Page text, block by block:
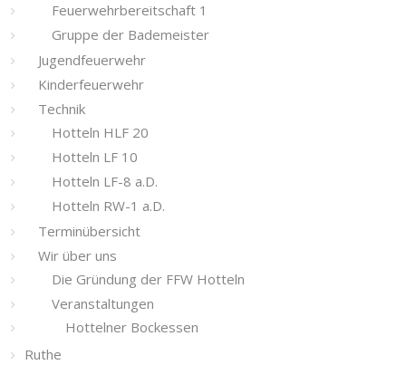
Feuerwehrbereitschaft 1
Gruppe der Bademeister
Jugendfeuerwehr
Kinderfeuerwehr
Technik
Hotteln HLF 20
Hotteln LF 10
Hotteln LF-8 a.D.
Hotteln RW-1 a.D.
Terminübersicht
Wir über uns
Die Gründung der FFW Hotteln
Veranstaltungen
Hottelner Bockessen
Ruthe